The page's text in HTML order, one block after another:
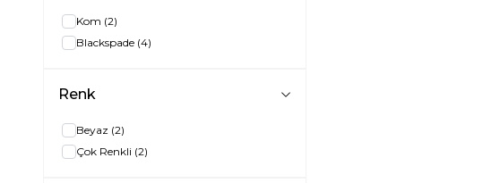
Kom (2)
Blackspade (4)
Renk
Beyaz (2)
Çok Renkli (2)